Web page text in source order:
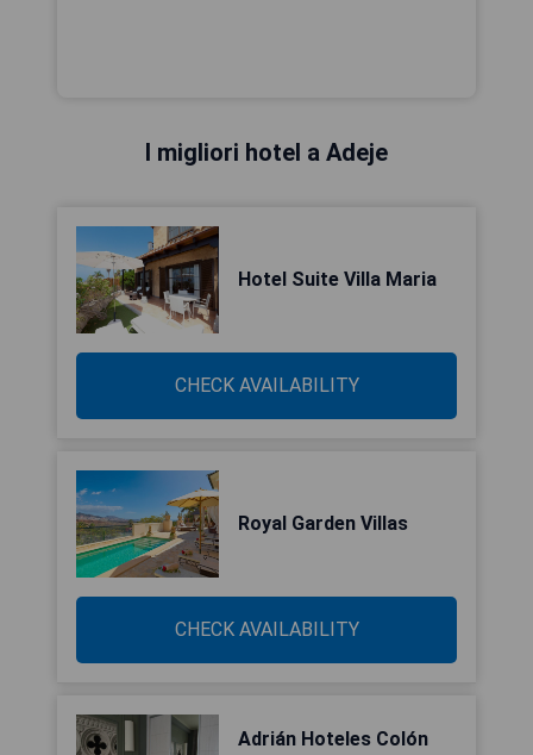
I migliori hotel a Adeje
Hotel Suite Villa Maria
CHECK AVAILABILITY
Royal Garden Villas
CHECK AVAILABILITY
Adrián Hoteles Colón